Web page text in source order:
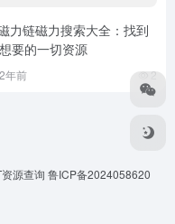
力链磁力搜索大全：找到
要的一切资源
2年前 2
源查询 鲁ICP备2024058620